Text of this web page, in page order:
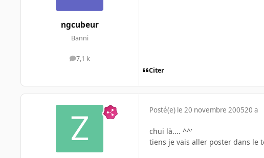
ngcubeur
Banni
7,1 k
messages
Citer
Posté(e) le 20 novembre 200520 a
chui là.... ^^'
tiens je vais aller poster dans le